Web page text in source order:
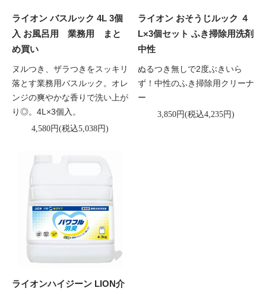
ライオン バスルック 4L 3個
入 お風呂用 業務用 まと
め買い
ヌルつき、ザラつきをスッキリ
落とす業務用バスルック。オレ
ンジの爽やかな香りで洗い上が
り◎。4L×3個入。
4,580円(税込5,038円)
ライオン おそうじルック ４
L×3個セット ふき掃除用洗剤
中性
ぬるつき無しで2度ぶきいら
ず！中性のふき掃除用クリーナ
ー
3,850円(税込4,235円)
ライオンハイジーン LION介